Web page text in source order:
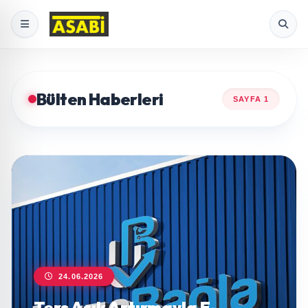
Bülten Haberleri SAYFA 1
24.06.2026